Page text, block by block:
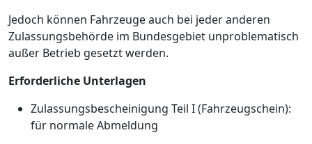
Jedoch können Fahrzeuge auch bei jeder anderen
Zulassungsbehörde im Bundesgebiet unproblematisch
außer Betrieb gesetzt werden.
Erforderliche Unterlagen
Zulassungsbescheinigung Teil I (Fahrzeugschein):
für normale Abmeldung